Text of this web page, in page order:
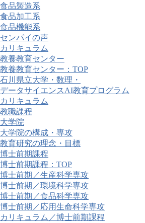
食品製造系
食品加工系
食品機能系
センパイの声
カリキュラム
教養教育センター
教養教育センター：TOP
石川県立大学・数理・
データサイエンスAI教育プログラム
カリキュラム
教職課程
大学院
大学院の構成・専攻
教育研究の理念・目標
博士前期課程
博士前期課程：TOP
博士前期／生産科学専攻
博士前期／環境科学専攻
博士前期／食品科学専攻
博士前期／応用生命科学専攻
カリキュラム／博士前期課程